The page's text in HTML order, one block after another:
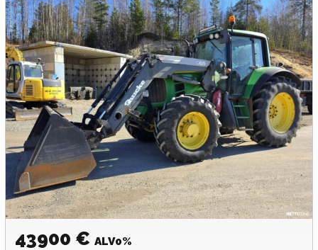
43900 € ALV0%